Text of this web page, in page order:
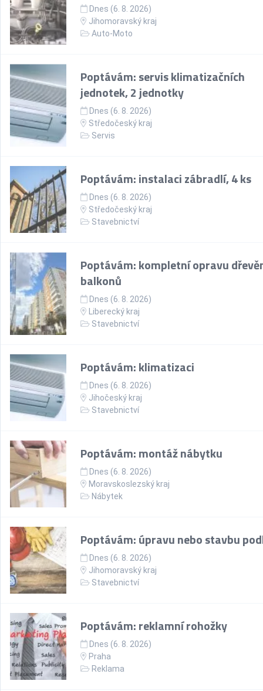
Dnes (6. 8. 2026)
Jihomoravský kraj
Auto-Moto
Poptávám: servis klimatizačních
jednotek, 2 jednotky
Dnes (6. 8. 2026)
Středočeský kraj
Servis
Poptávám: instalaci zábradlí, 4 ks
Dnes (6. 8. 2026)
Středočeský kraj
Stavebnictví
Poptávám: kompletní opravu
balkonů
Dnes (6. 8. 2026)
Liberecký kraj
Stavebnictví
Poptávám: klimatizaci
Dnes (6. 8. 2026)
Jihočeský kraj
Stavebnictví
Poptávám: montáž nábytku
Dnes (6. 8. 2026)
Moravskoslezský kraj
Nábytek
Poptávám: úpravu nebo stavbu
Dnes (6. 8. 2026)
Jihomoravský kraj
Stavebnictví
Poptávám: reklamní rohožky
Dnes (6. 8. 2026)
Praha
Reklama